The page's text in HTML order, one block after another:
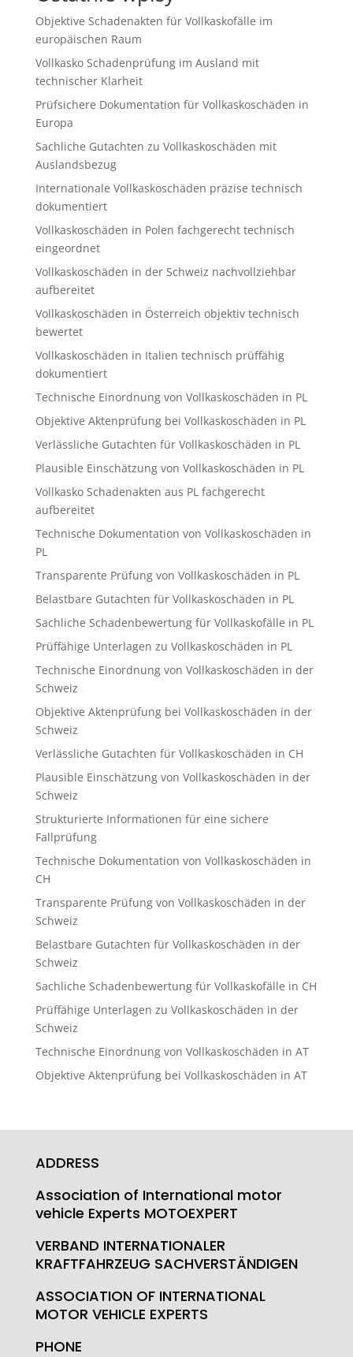
Objektive Schadenakten für Vollkaskofälle im
europäischen Raum
Vollkasko Schadenprüfung im Ausland mit
technischer Klarheit
Prüfsichere Dokumentation für Vollkaskoschäden in
Europa
Sachliche Gutachten zu Vollkaskoschäden mit
Auslandsbezug
Internationale Vollkaskoschäden präzise technisch
dokumentiert
Vollkaskoschäden in Polen fachgerecht technisch
eingeordnet
Vollkaskoschäden in der Schweiz nachvollziehbar
aufbereitet
Vollkaskoschäden in Österreich objektiv technisch
bewertet
Vollkaskoschäden in Italien technisch prüffähig
dokumentiert
Technische Einordnung von Vollkaskoschäden in PL
Objektive Aktenprüfung bei Vollkaskoschäden in PL
Verlässliche Gutachten für Vollkaskoschäden in PL
Plausible Einschätzung von Vollkaskoschäden in PL
Vollkasko Schadenakten aus PL fachgerecht
aufbereitet
Technische Dokumentation von Vollkaskoschäden in
PL
Transparente Prüfung von Vollkaskoschäden in PL
Belastbare Gutachten für Vollkaskoschäden in PL
Sachliche Schadenbewertung für Vollkaskofälle in PL
Prüffähige Unterlagen zu Vollkaskoschäden in PL
Technische Einordnung von Vollkaskoschäden in der
Schweiz
Objektive Aktenprüfung bei Vollkaskoschäden in der
Schweiz
Verlässliche Gutachten für Vollkaskoschäden in CH
Plausible Einschätzung von Vollkaskoschäden in der
Schweiz
Strukturierte Informationen für eine sichere
Fallprüfung
Technische Dokumentation von Vollkaskoschäden in
CH
Transparente Prüfung von Vollkaskoschäden in der
Schweiz
Belastbare Gutachten für Vollkaskoschäden in der
Schweiz
Sachliche Schadenbewertung für Vollkaskofälle in CH
Prüffähige Unterlagen zu Vollkaskoschäden in der
Schweiz
Technische Einordnung von Vollkaskoschäden in AT
Objektive Aktenprüfung bei Vollkaskoschäden in AT
ADDRESS
Association of International motor
vehicle Experts MOTOEXPERT
VERBAND INTERNATIONALER
KRAFTFAHRZEUG SACHVERSTÄNDIGEN
ASSOCIATION OF INTERNATIONAL
MOTOR VEHICLE EXPERTS
PHONE